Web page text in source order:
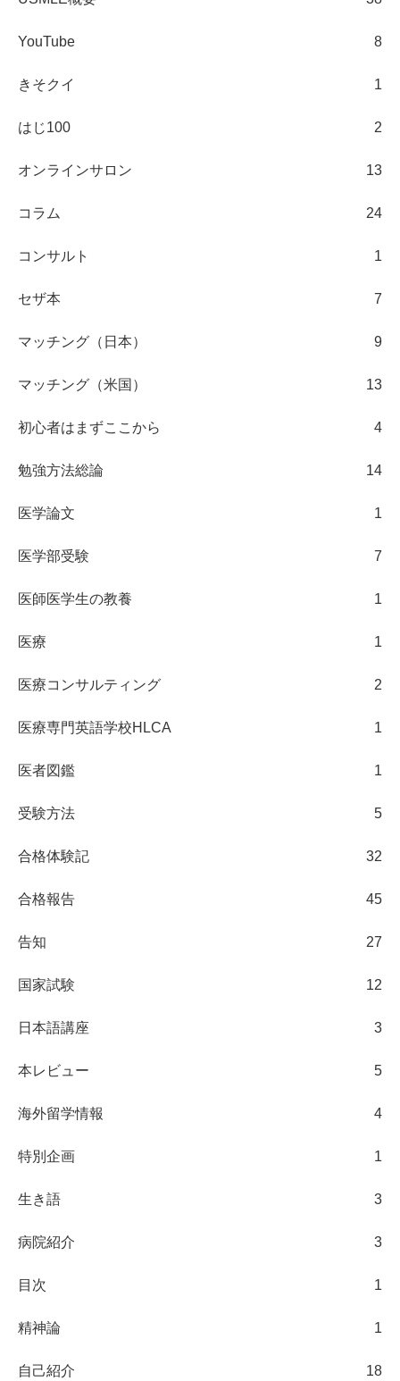
YouTube 8
きそクイ 1
はじ100 2
オンラインサロン 13
コラム 24
コンサルト 1
セザ本 7
マッチング（日本） 9
マッチング（米国） 13
初心者はまずここから 4
勉強方法総論 14
医学論文 1
医学部受験 7
医師医学生の教養 1
医療 1
医療コンサルティング 2
医療専門英語学校HLCA 1
医者図鑑 1
受験方法 5
合格体験記 32
合格報告 45
告知 27
国家試験 12
日本語講座 3
本レビュー 5
海外留学情報 4
特別企画 1
生き語 3
病院紹介 3
目次 1
精神論 1
自己紹介 18